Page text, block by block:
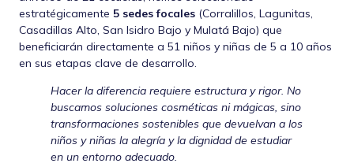
estratégicamente 5 sedes focales (Corralillos, Lagunitas,
Casadillas Alto, San Isidro Bajo y Mulatá Bajo) que
beneficiarán directamente a 51 niños y niñas de 5 a 10 años
en sus etapas clave de desarrollo.
Hacer la diferencia requiere estructura y rigor. No
buscamos soluciones cosméticas ni mágicas, sino
transformaciones sostenibles que devuelvan a los
niños y niñas la alegría y la dignidad de estudiar
en un entorno adecuado.